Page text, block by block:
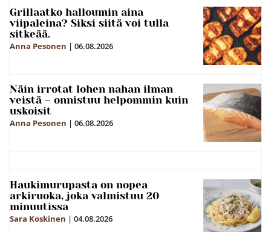
Grillaatko halloumin aina
viipaleina? Siksi siitä voi tulla
sitkeää.
Anna Pesonen | 06.08.2026
Näin irrotat lohen nahan ilman
veistä – onnistuu helpommin kuin
uskoisit
Anna Pesonen | 06.08.2026
Haukimurupasta on nopea
arkiruoka, joka valmistuu 20
minuutissa
Sara Koskinen | 04.08.2026